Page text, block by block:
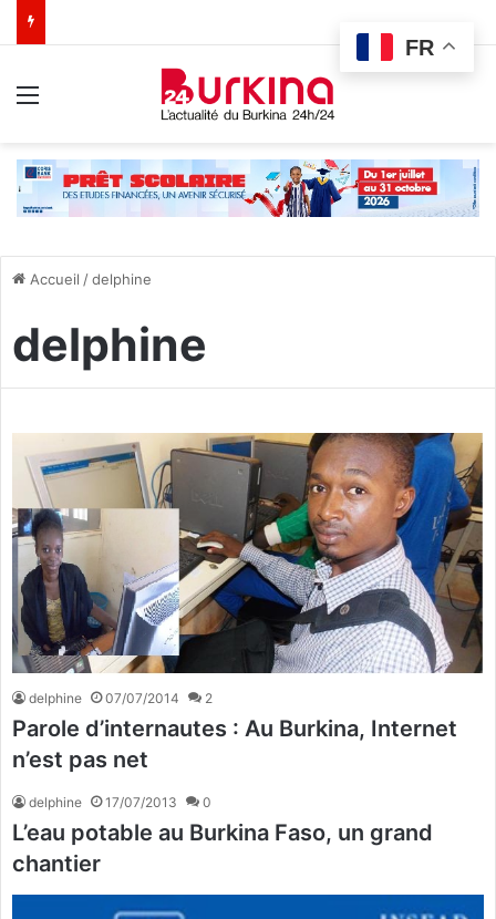
Accueil /delphine
delphine
delphine 07/07/2014 2
Parole d’internautes : Au Burkina, Internet
n’est pas net
delphine 17/07/2013 0
L’eau potable au Burkina Faso, un grand
chantier
FR